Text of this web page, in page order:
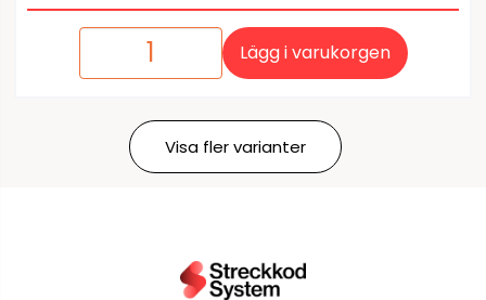
Lägg i varukorgen
Visa fler varianter